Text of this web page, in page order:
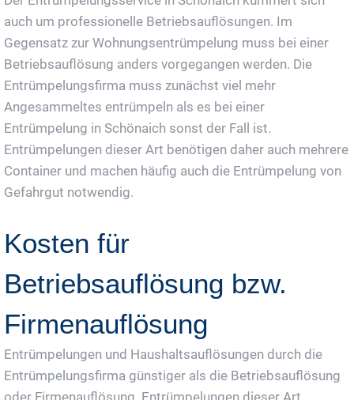
auch um professionelle Betriebsauflösungen. Im
Gegensatz zur Wohnungsentrümpelung muss bei einer
Betriebsauflösung anders vorgegangen werden. Die
Entrümpelungsfirma muss zunächst viel mehr
Angesammeltes entrümpeln als es bei einer
Entrümpelung in Schönaich sonst der Fall ist.
Entrümpelungen dieser Art benötigen daher auch mehrere
Container und machen häufig auch die Entrümpelung von
Gefahrgut notwendig.
Kosten für
Betriebsauflösung bzw.
Firmenauflösung
Entrümpelungen und Haushaltsauflösungen durch die
Entrümpelungsfirma günstiger als die Betriebsauflösung
oder Firmenauflösung. Entrümpelungen dieser Art